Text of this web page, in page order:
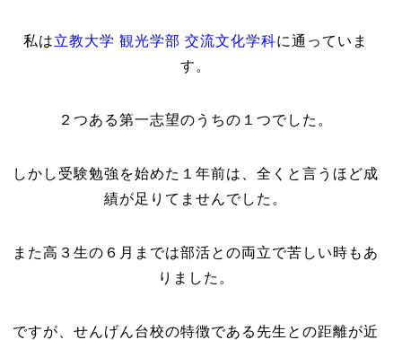
私は立教大学 観光学部 交流文化学科に通っていま
す。
２つある第一志望のうちの１つでした。
しかし受験勉強を始めた１年前は、全くと言うほど成
績が足りてませんでした。
また高３生の６月までは部活との両立で苦しい時もあ
りました。
ですが、せんげん台校の特徴である先生との距離が近